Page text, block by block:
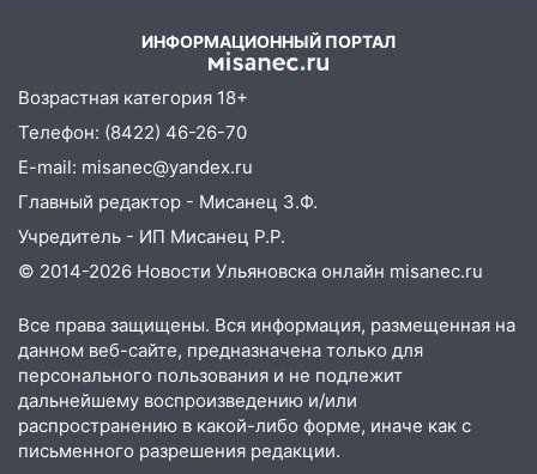
сорванные крыши, поваленные деревья,
затопленные улицы и остановившиеся
трамваи
12:17 Ульяновск накрыл крупный град:
после ливня город снова уходит под
12:12 Прокуратура взяла на контроль
ДТП с шестилетним ребёнком на улице
Федерации
12:01 Пьяная женщина сбила
шестилетнего ребёнка на улице
Федерации: возбуждено уголовное дело
11:16 В Ульяновске ищут 37-летнего
мужчину, пропавшего ещё 19 июля
ИНФОРМАЦИОННЫЙ ПОРТАЛ
Возрастная категория 18+
Телефон: (8422) 46-26-70
E-mail: misanec@yandex.ru
Главный редактор - Мисанец З.Ф.
Учредитель - ИП Мисанец Р.Р.
© 2014-2026 Новости Ульяновска онлайн misanec.ru
Все права защищены. Вся информация, размещенная на
данном веб-сайте, предназначена только для
персонального пользования и не подлежит
дальнейшему воспроизведению и/или
распространению в какой-либо форме, иначе как с
письменного разрешения редакции.